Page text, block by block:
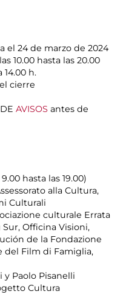
el 24 de marzo de 2024
10.00 hasta las 20.00
14.00 h.
cierre
AVISOS antes de
hasta las 19.00)
alla Cultura,
Culturali
culturale Errata
Officina Visioni,
de la Fondazione
del Film di Famiglia,
Paolo Pisanelli
Cultura